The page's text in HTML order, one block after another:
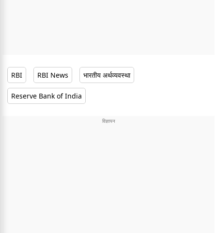
RBI RBI News भारतीय अर्थव्यवस्था
Reserve Bank of India